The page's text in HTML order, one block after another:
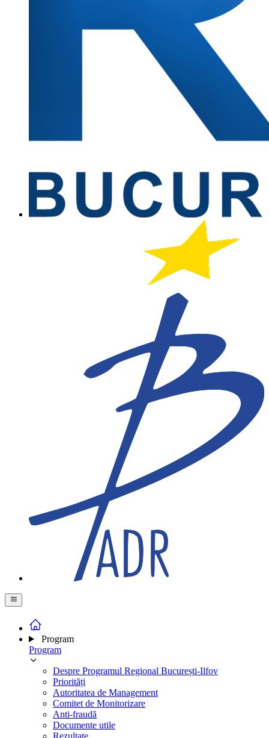
Program
Program
Despre Programul Regional București-Ilfov
Priorități
Autoritatea de Management
Comitet de Monitorizare
Anti-fraudă
Documente utile
Rezultate